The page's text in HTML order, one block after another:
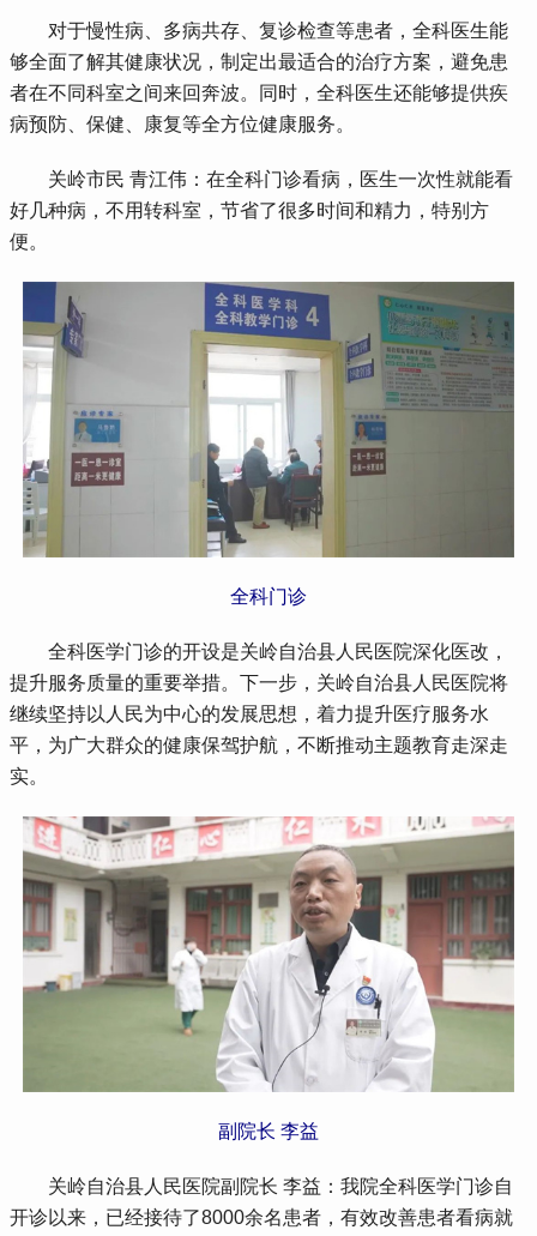
对于慢性病、多病共存、复诊检查等患者，全科医生能
够全面了解其健康状况，制定出最适合的治疗方案，避免患
者在不同科室之间来回奔波。同时，全科医生还能够提供疾
病预防、保健、康复等全方位健康服务。
关岭市民 青江伟：在全科门诊看病，医生一次性就能看
好几种病，不用转科室，节省了很多时间和精力，特别方
便。
全科门诊
全科医学门诊的开设是关岭自治县人民医院深化医改，
提升服务质量的重要举措。下一步，关岭自治县人民医院将
继续坚持以人民为中心的发展思想，着力提升医疗服务水
平，为广大群众的健康保驾护航，不断推动主题教育走深走
实。
副院长 李益
关岭自治县人民医院副院长 李益：我院全科医学门诊自
开诊以来，已经接待了8000余名患者，有效改善患者看病就